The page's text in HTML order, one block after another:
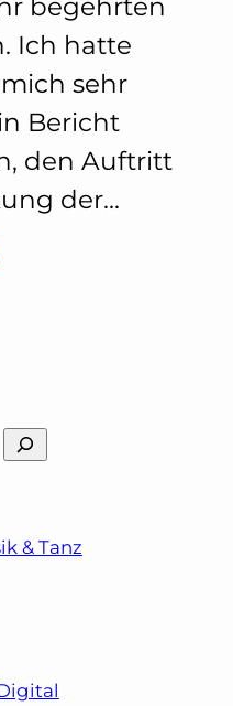
CSD
begehrten
Ich hatte
sehr
Bericht
den Auftritt
der…
Gig
& Tanz